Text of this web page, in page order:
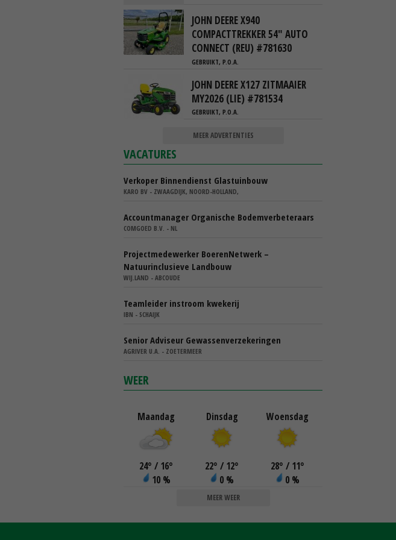
JOHN DEERE X940
COMPACTTREKKER 54" AUTO
CONNECT (REU) #781630
GEBRUIKT, P.O.A.
JOHN DEERE X127 ZITMAAIER
MY2026 (LIE) #781534
GEBRUIKT, P.O.A.
MEER ADVERTENTIES
VACATURES
Verkoper Binnendienst Glastuinbouw
KARO BV - ZWAAGDIJK, NOORD-HOLLAND,
Accountmanager Organische Bodemverbeteraars
COMGOED B.V. - NL
Projectmedewerker BoerenNetwerk –
Natuurinclusieve Landbouw
WIJ.LAND - ABCOUDE
Teamleider instroom kwekerij
IBN - SCHAIJK
Senior Adviseur Gewassenverzekeringen
AGRIVER U.A. - ZOETERMEER
WEER
Maandag
24° / 16°
10 %
Dinsdag
22° / 12°
0 %
Woensdag
28° / 11°
0 %
MEER WEER